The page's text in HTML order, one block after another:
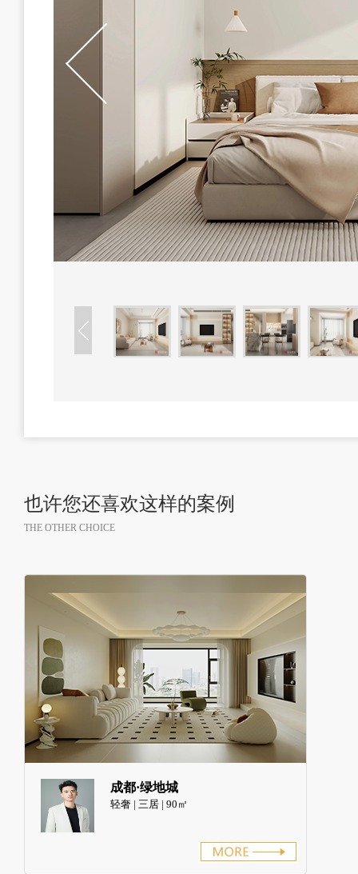
也许您还喜欢这样的案例
THE OTHER CHOICE
成都·绿地城
轻奢 | 三居 | 90㎡